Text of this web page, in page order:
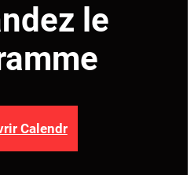
le
Calendr